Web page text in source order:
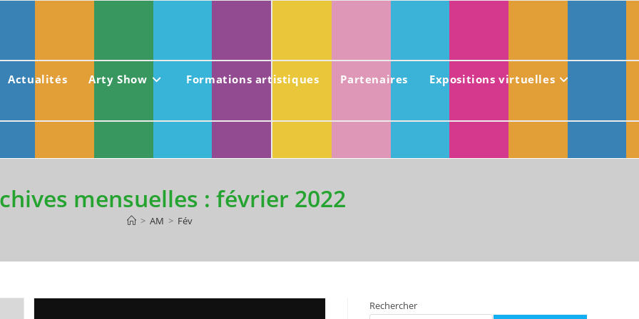
Actualités Arty Show Formations artistiques Partenaires Expositions virtuelles
mensuelles : février 2022
> AM > Fév
Rechercher